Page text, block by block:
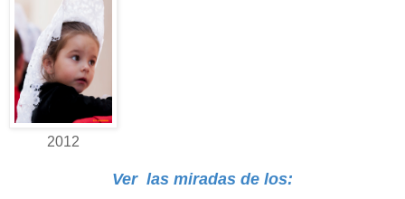
2012
Ver las miradas de los: